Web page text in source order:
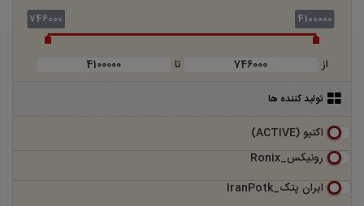
746000 4100000
از تا
تولید کننده ها
اکتیو (ACTIVE)
رونیکس_Ronix
ایران پتک_IranPotk